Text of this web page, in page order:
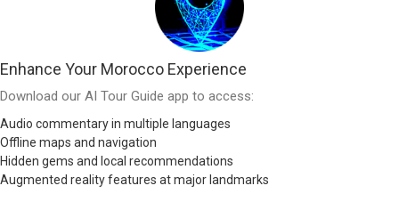
Enhance Your Morocco Experience
Download our AI Tour Guide app to access:
Audio commentary in multiple languages
Offline maps and navigation
Hidden gems and local recommendations
Augmented reality features at major landmarks